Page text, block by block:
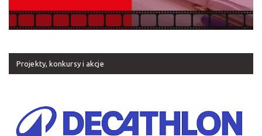
Projekty, konkursy i akcje